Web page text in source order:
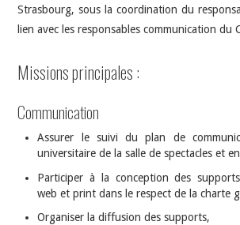
Strasbourg, sous la coordination du
lien avec les responsables communication du
Missions principales :
Communication
Assurer le suivi du plan de
universitaire de la salle de spectacles et
Participer à la conception des
web et print dans le respect de la charte
Organiser la diffusion des supports,